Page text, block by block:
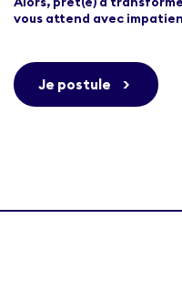
vous attend avec
Je postule >